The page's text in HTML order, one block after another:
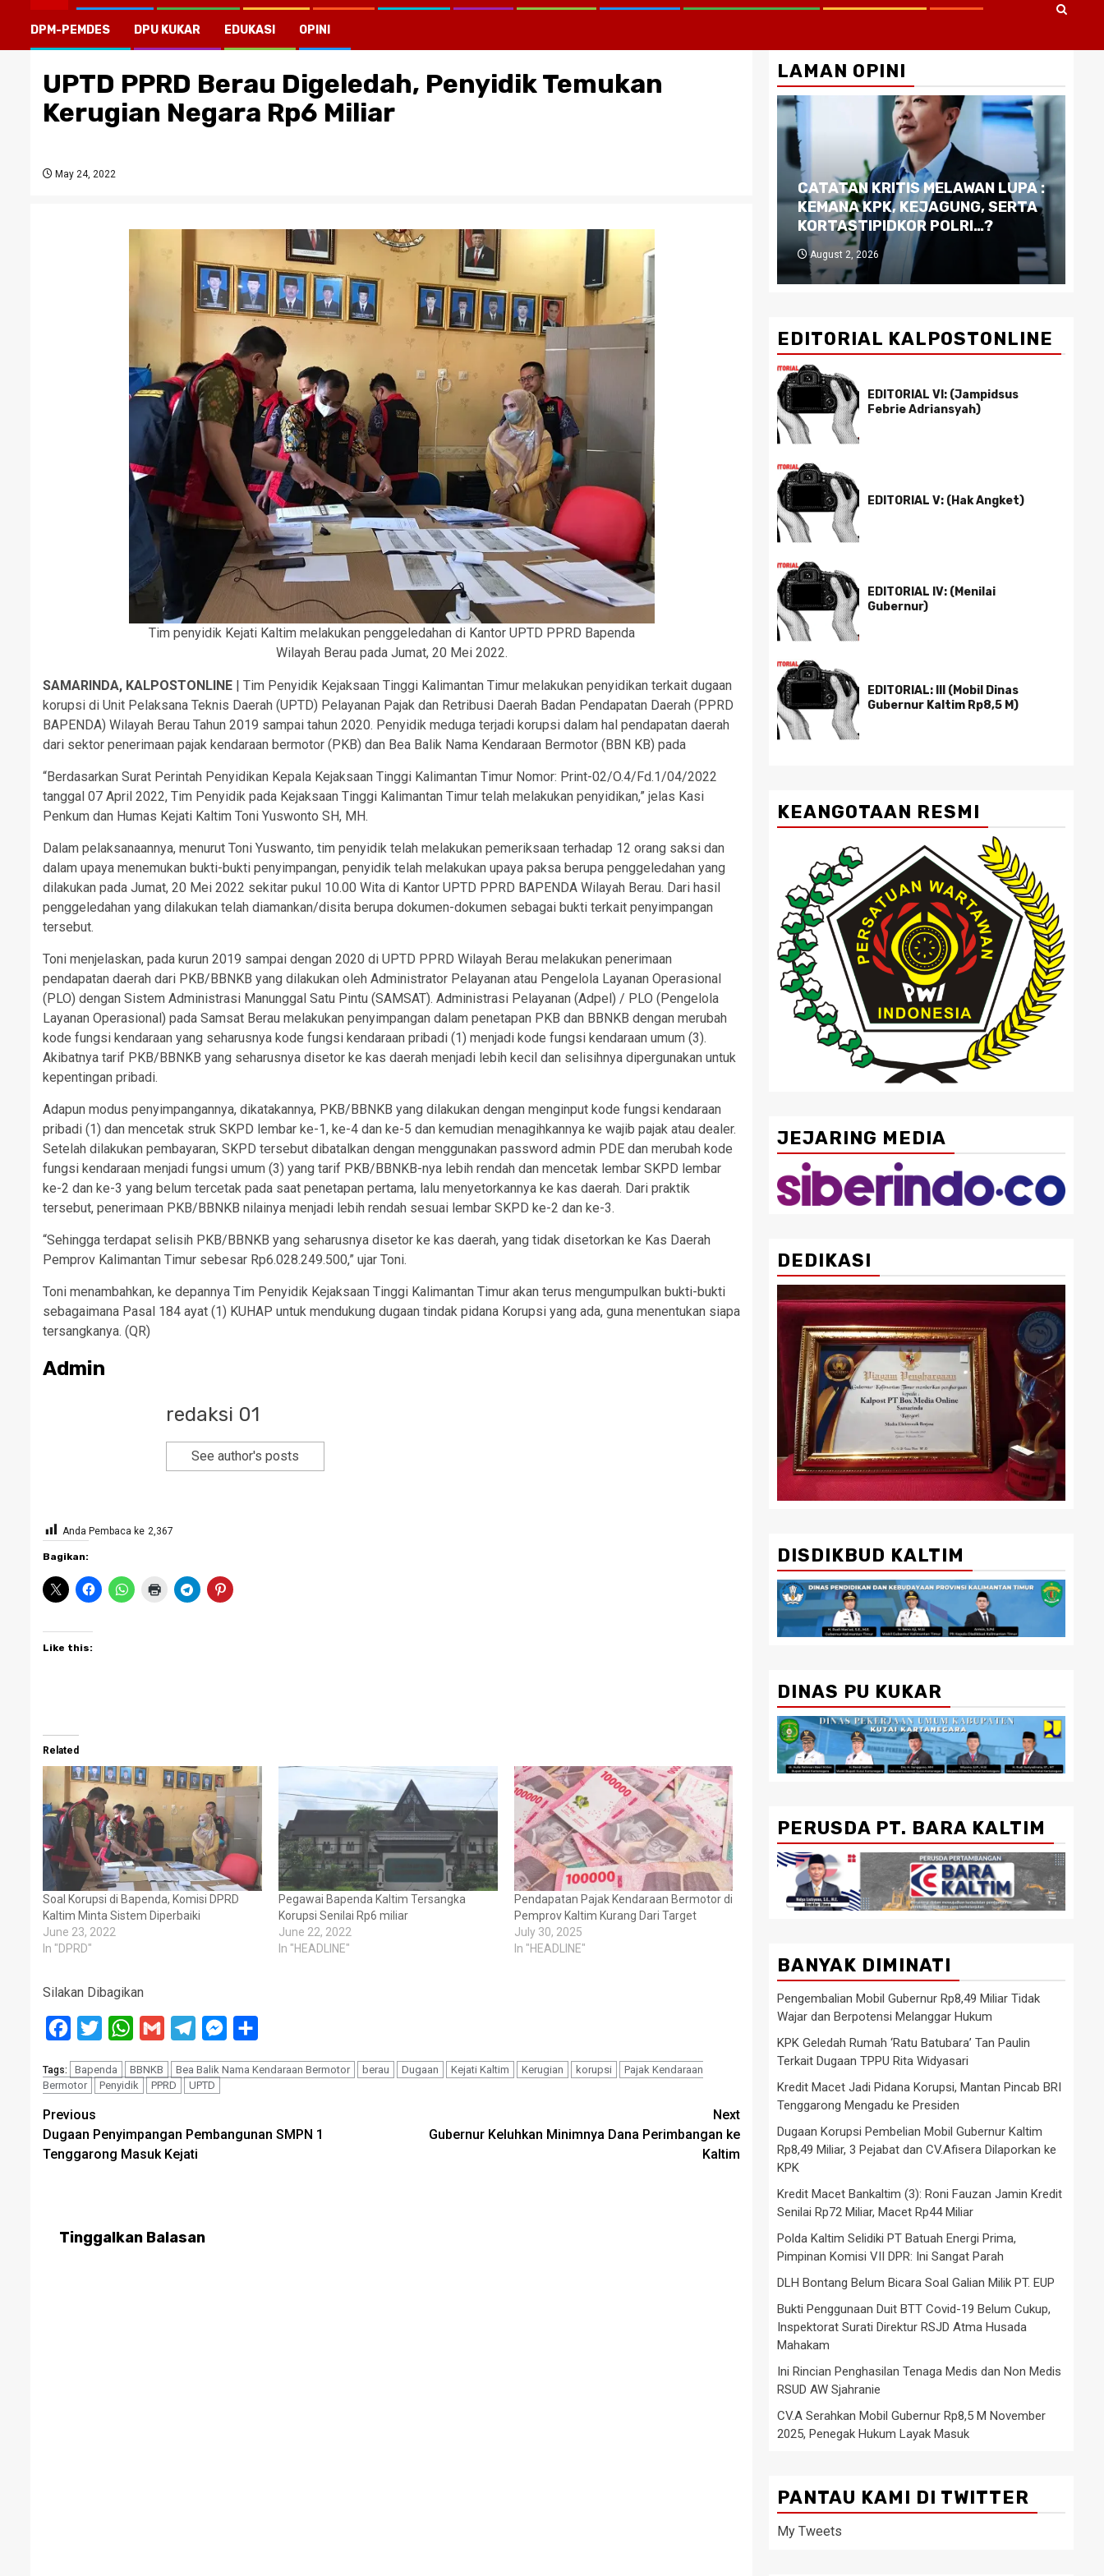
DPM-PEMDES DPU KUKAR EDUKASI OPINI
UPTD PPRD Berau Digeledah, Penyidik Temukan
Kerugian Negara Rp6 Miliar
May 24, 2022
Tim penyidik Kejati Kaltim melakukan penggeledahan di Kantor UPTD PPRD Bapenda
Wilayah Berau pada Jumat, 20 Mei 2022.
SAMARINDA, KALPOSTONLINE | Tim Penyidik Kejaksaan Tinggi Kalimantan Timur melakukan penyidikan terkait dugaan
korupsi di Unit Pelaksana Teknis Daerah (UPTD) Pelayanan Pajak dan Retribusi Daerah Badan Pendapatan Daerah (PPRD
BAPENDA) Wilayah Berau Tahun 2019 sampai tahun 2020. Penyidik meduga terjadi korupsi dalam hal pendapatan daerah
dari sektor penerimaan pajak kendaraan bermotor (PKB) dan Bea Balik Nama Kendaraan Bermotor (BBN KB) pada
“Berdasarkan Surat Perintah Penyidikan Kepala Kejaksaan Tinggi Kalimantan Timur Nomor: Print-02/O.4/Fd.1/04/2022
tanggal 07 April 2022, Tim Penyidik pada Kejaksaan Tinggi Kalimantan Timur telah melakukan penyidikan,” jelas Kasi
Penkum dan Humas Kejati Kaltim Toni Yuswonto SH, MH.
Dalam pelaksanaannya, menurut Toni Yuswanto, tim penyidik telah melakukan pemeriksaan terhadap 12 orang saksi dan
dalam upaya menemukan bukti-bukti penyimpangan, penyidik telah melakukan upaya paksa berupa penggeledahan yang
dilakukan pada Jumat, 20 Mei 2022 sekitar pukul 10.00 Wita di Kantor UPTD PPRD BAPENDA Wilayah Berau. Dari hasil
penggeledahan yang dilakukan telah diamankan/disita berupa dokumen-dokumen sebagai bukti terkait penyimpangan
tersebut.
Toni menjelaskan, pada kurun 2019 sampai dengan 2020 di UPTD PPRD Wilayah Berau melakukan penerimaan
pendapatan daerah dari PKB/BBNKB yang dilakukan oleh Administrator Pelayanan atau Pengelola Layanan Operasional
(PLO) dengan Sistem Administrasi Manunggal Satu Pintu (SAMSAT). Administrasi Pelayanan (Adpel) / PLO (Pengelola
Layanan Operasional) pada Samsat Berau melakukan penyimpangan dalam penetapan PKB dan BBNKB dengan merubah
kode fungsi kendaraan yang seharusnya kode fungsi kendaraan pribadi (1) menjadi kode fungsi kendaraan umum (3).
Akibatnya tarif PKB/BBNKB yang seharusnya disetor ke kas daerah menjadi lebih kecil dan selisihnya dipergunakan untuk
kepentingan pribadi.
Adapun modus penyimpangannya, dikatakannya, PKB/BBNKB yang dilakukan dengan menginput kode fungsi kendaraan
pribadi (1) dan mencetak struk SKPD lembar ke-1, ke-4 dan ke-5 dan kemudian menagihkannya ke wajib pajak atau dealer.
Setelah dilakukan pembayaran, SKPD tersebut dibatalkan dengan menggunakan password admin PDE dan merubah kode
fungsi kendaraan menjadi fungsi umum (3) yang tarif PKB/BBNKB-nya lebih rendah dan mencetak lembar SKPD lembar
ke-2 dan ke-3 yang belum tercetak pada saat penetapan pertama, lalu menyetorkannya ke kas daerah. Dari praktik
tersebut, penerimaan PKB/BBNKB nilainya menjadi lebih rendah sesuai lembar SKPD ke-2 dan ke-3.
“Sehingga terdapat selisih PKB/BBNKB yang seharusnya disetor ke kas daerah, yang tidak disetorkan ke Kas Daerah
Pemprov Kalimantan Timur sebesar Rp6.028.249.500,” ujar Toni.
Toni menambahkan, ke depannya Tim Penyidik Kejaksaan Tinggi Kalimantan Timur akan terus mengumpulkan bukti-bukti
sebagaimana Pasal 184 ayat (1) KUHAP untuk mendukung dugaan tindak pidana Korupsi yang ada, guna menentukan siapa
tersangkanya. (QR)
Admin
redaksi 01
See author's posts
Anda Pembaca ke 2,367
Bagikan:
Like this:
Related
Soal Korupsi di Bapenda, Komisi DPRD
Kaltim Minta Sistem Diperbaiki
June 23, 2022
In "DPRD"
Pegawai Bapenda Kaltim Tersangka
Korupsi Senilai Rp6 miliar
June 22, 2022
In "HEADLINE"
Pendapatan Pajak Kendaraan Bermotor di
Pemprov Kaltim Kurang Dari Target
July 30, 2025
In "HEADLINE"
Silakan Dibagikan
Facebook
Twitter WhatsApp
Gmail TelegramMessenger
Tags: Bapenda BBNKB Bea Balik Nama Kendaraan Bermotor berau Dugaan Kejati Kaltim Kerugian korupsi
Pajak Kendaraan
Bermotor
Penyidik PPRD UPTD
Post
navigation
Previous
Dugaan Penyimpangan Pembangunan SMPN 1
Tenggarong Masuk Kejati
Next
Gubernur Keluhkan Minimnya Dana Perimbangan ke
Kaltim
Tinggalkan Balasan
LAMAN OPINI
CATATAN KRITIS MELAWAN LUPA :
KEMANA KPK, KEJAGUNG, SERTA
KORTASTIPIDKOR POLRI…?
August 2, 2026
EDITORIAL KALPOSTONLINE
EDITORIAL VI: (Jampidsus
Febrie Adriansyah)
EDITORIAL V: (Hak Angket)
EDITORIAL IV: (Menilai
Gubernur)
EDITORIAL: III (Mobil Dinas
Gubernur Kaltim Rp8,5 M)
KEANGOTAAN RESMI
JEJARING MEDIA
DEDIKASI
DISDIKBUD KALTIM
DINAS PU KUKAR
PERUSDA PT. BARA KALTIM
BANYAK DIMINATI
Pengembalian Mobil Gubernur Rp8,49 Miliar Tidak
Wajar dan Berpotensi Melanggar Hukum
KPK Geledah Rumah ‘Ratu Batubara’ Tan Paulin
Terkait Dugaan TPPU Rita Widyasari
Kredit Macet Jadi Pidana Korupsi, Mantan Pincab BRI
Tenggarong Mengadu ke Presiden
Dugaan Korupsi Pembelian Mobil Gubernur Kaltim
Rp8,49 Miliar, 3 Pejabat dan CV.Afisera Dilaporkan ke
KPK
Kredit Macet Bankaltim (3): Roni Fauzan Jamin Kredit
Senilai Rp72 Miliar, Macet Rp44 Miliar
Polda Kaltim Selidiki PT Batuah Energi Prima,
Pimpinan Komisi VII DPR: Ini Sangat Parah
DLH Bontang Belum Bicara Soal Galian Milik PT. EUP
Bukti Penggunaan Duit BTT Covid-19 Belum Cukup,
Inspektorat Surati Direktur RSJD Atma Husada
Mahakam
Ini Rincian Penghasilan Tenaga Medis dan Non Medis
RSUD AW Sjahranie
CV.A Serahkan Mobil Gubernur Rp8,5 M November
2025, Penegak Hukum Layak Masuk
PANTAU KAMI DI TWITTER
My Tweets